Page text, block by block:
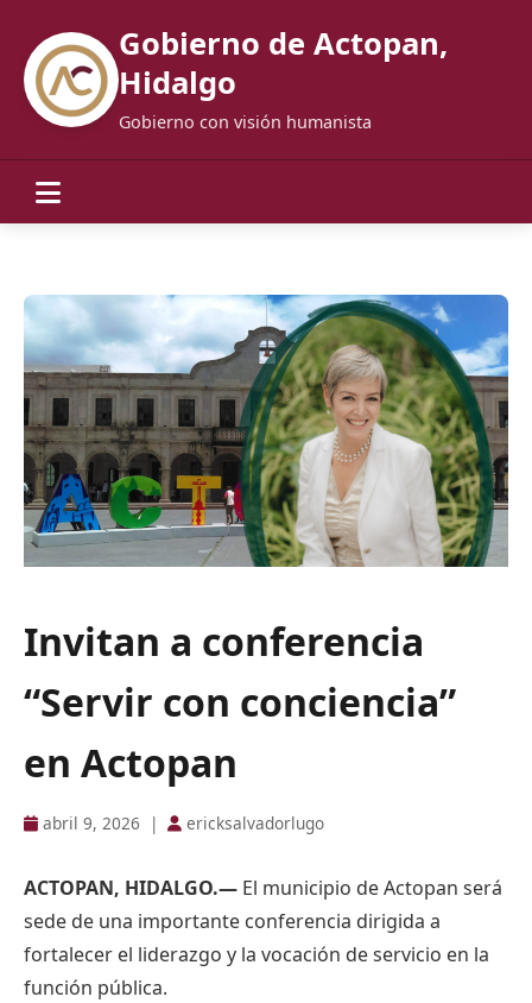
Gobierno de Actopan,
Hidalgo
Gobierno con visión humanista
Invitan a conferencia
“Servir con conciencia”
en Actopan
abril 9, 2026 | ericksalvadorlugo
ACTOPAN, HIDALGO.— El municipio de Actopan será
sede de una importante conferencia dirigida a
fortalecer el liderazgo y la vocación de servicio en la
función pública.